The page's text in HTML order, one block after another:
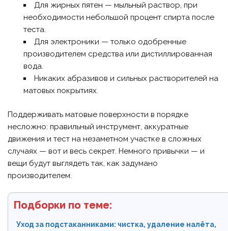
Для жирных пятен — мыльный раствор, при
необходимости небольшой процент спирта после
теста.
Для электроники — только одобренные
производителем средства или дистиллированная
вода.
Никаких абразивов и сильных растворителей на
матовых покрытиях.
Поддерживать матовые поверхности в порядке
несложно: правильный инструмент, аккуратные
движения и тест на незаметном участке в сложных
случаях — вот и весь секрет. Немного привычки — и
вещи будут выглядеть так, как задумано
производителем.
Подборки по теме:
Уход за подстаканниками: чистка, удаление налёта,